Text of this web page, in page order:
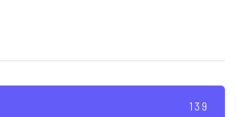
139